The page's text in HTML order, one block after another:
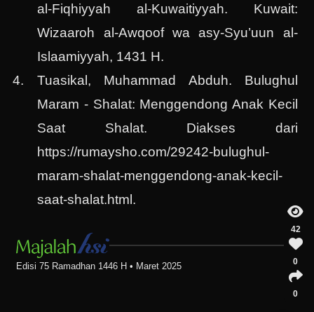
al-Fiqhiyyah al-Kuwaitiyyah. Kuwait:
Wizaaroh al-Awqoof wa asy-Syu’uun al-
Islaamiyyah, 1431 H.
Tuasikal, Muhammad Abduh. Bulughul
Maram - Shalat: Menggendong Anak Kecil
Saat Shalat. Diakses dari
https://rumaysho.com/29242-bulughul-
maram-shalat-menggendong-anak-kecil-
saat-shalat.html.
Edisi 75 Ramadhan 1446 H • Maret 2025
42
0
0